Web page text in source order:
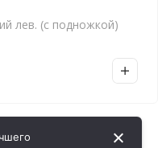
лев. (с подножкой)